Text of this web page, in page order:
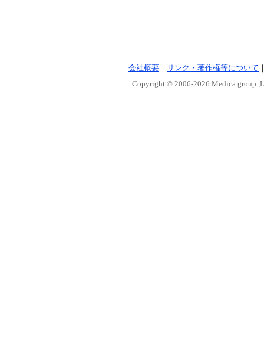
会社概要 ｜ リンク・著作権等について
Copyright © 2006-2026 Medica